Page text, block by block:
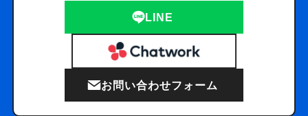
LINE
お問い合わせフォーム